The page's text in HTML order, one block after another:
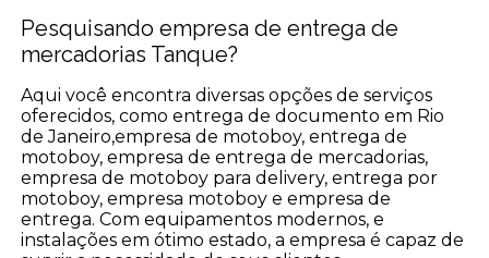
Pesquisando empresa de entrega de
mercadorias Tanque?
Aqui você encontra diversas opções de serviços
oferecidos, como entrega de documento em Rio
de Janeiro,empresa de motoboy, entrega de
motoboy, empresa de entrega de mercadorias,
empresa de motoboy para delivery, entrega por
motoboy, empresa motoboy e empresa de
entrega. Com equipamentos modernos, e
instalações em ótimo estado, a empresa é capaz de